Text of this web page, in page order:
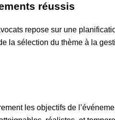
réussis
repose sur une
la sélection du thème à la
les objectifs de